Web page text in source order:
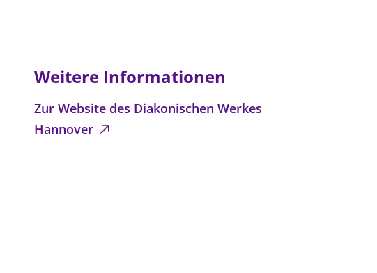
Weitere Informationen
Zur Website des Diakonischen Werkes
Hannover